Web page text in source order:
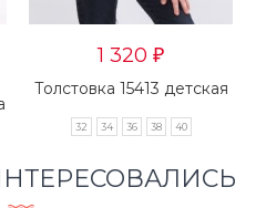
1 320 ₽
Толстовка 15413 детская
32 34 36 38 40